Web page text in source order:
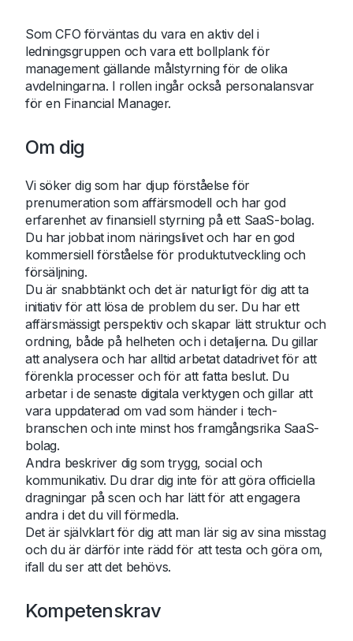
Som CFO förväntas du vara en aktiv del i
ledningsgruppen och vara ett bollplank för
management gällande målstyrning för de olika
avdelningarna. I rollen ingår också personalansvar
för en Financial Manager.
Om dig
Vi söker dig som har djup förståelse för
prenumeration som affärsmodell och har god
erfarenhet av finansiell styrning på ett SaaS-bolag.
Du har jobbat inom näringslivet och har en god
kommersiell förståelse för produktutveckling och
försäljning.
Du är snabbtänkt och det är naturligt för dig att ta
initiativ för att lösa de problem du ser. Du har ett
affärsmässigt perspektiv och skapar lätt struktur och
ordning, både på helheten och i detaljerna. Du gillar
att analysera och har alltid arbetat datadrivet för att
förenkla processer och för att fatta beslut. Du
arbetar i de senaste digitala verktygen och gillar att
vara uppdaterad om vad som händer i tech-
branschen och inte minst hos framgångsrika SaaS-
bolag.
Andra beskriver dig som trygg, social och
kommunikativ. Du drar dig inte för att göra officiella
dragningar på scen och har lätt för att engagera
andra i det du vill förmedla.
Det är självklart för dig att man lär sig av sina misstag
och du är därför inte rädd för att testa och göra om,
ifall du ser att det behövs.
Kompetenskrav